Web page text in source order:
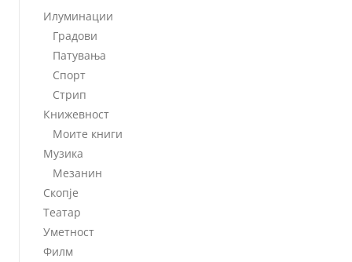
Илуминации
Градови
Патувања
Спорт
Стрип
Книжевност
Моите книги
Музика
Мезанин
Скопје
Театар
Уметност
Филм